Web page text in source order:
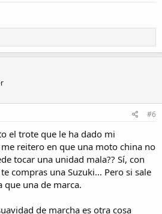
#6
el trote que le ha dado mi
reitero en que una moto china no
tocar una unidad mala?? Sí, con
compras una Suzuki... Pero si sale
que una de marca.
de marcha es otra cosa